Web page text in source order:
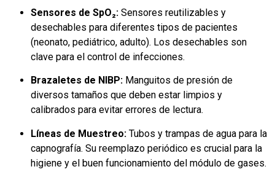
Sensores de SpO₂: Sensores reutilizables y
desechables para diferentes tipos de pacientes
(neonato, pediátrico, adulto). Los desechables son
clave para el control de infecciones.
Brazaletes de NIBP: Manguitos de presión de
diversos tamaños que deben estar limpios y
calibrados para evitar errores de lectura.
Líneas de Muestreo: Tubos y trampas de agua para la
capnografía. Su reemplazo periódico es crucial para la
higiene y el buen funcionamiento del módulo de gases.